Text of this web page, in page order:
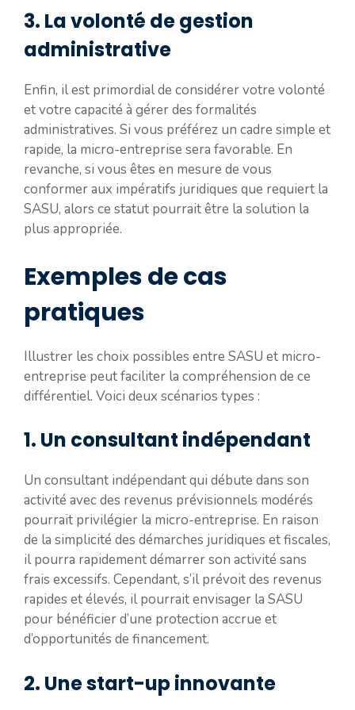
3. La volonté de gestion
administrative
Enfin, il est primordial de considérer votre volonté
et votre capacité à gérer des formalités
administratives. Si vous préférez un cadre simple et
rapide, la micro-entreprise sera favorable. En
revanche, si vous êtes en mesure de vous
conformer aux impératifs juridiques que requiert la
SASU, alors ce statut pourrait être la solution la
plus appropriée.
Exemples de cas
pratiques
Illustrer les choix possibles entre SASU et micro-
entreprise peut faciliter la compréhension de ce
différentiel. Voici deux scénarios types :
1. Un consultant indépendant
Un consultant indépendant qui débute dans son
activité avec des revenus prévisionnels modérés
pourrait privilégier la micro-entreprise. En raison
de la simplicité des démarches juridiques et fiscales,
il pourra rapidement démarrer son activité sans
frais excessifs. Cependant, s’il prévoit des revenus
rapides et élevés, il pourrait envisager la SASU
pour bénéficier d’une protection accrue et
d’opportunités de financement.
2. Une start-up innovante